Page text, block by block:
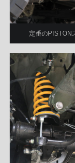
定番のPISTON